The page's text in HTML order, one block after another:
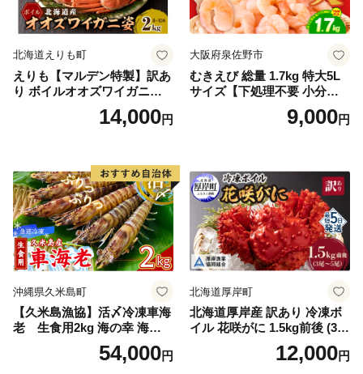
北海道えりも町
えりも【マルデン特製】訳あ
り ボイルオオズワイガニ姿2
kg《1kg(４尾～５尾)×2》【e
r002-051-a】 / ふるさと納税
イル済み 冷凍 カニ 蟹 かに
カニ味噌 甲羅 お得 格安 小ぶ
り 解凍 カニ鍋 甲羅焼き 海鮮
返礼品 特産品 新鮮 濃厚 旨み
簡単調理 家庭用 ギフト グル
メ
14,000円
大阪府泉佐野市
むきえび 総量 1.7kg 特大5L
サイズ【下処理不要 小分け 8
50g×2P 訳あり サイズ不揃い
バナメイエビ バラ凍結】
9,000円
沖縄県久米島町
【久米島漁協】活〆冷凍車海
老 生食用2kg 海の幸 海鮮
車えび クルマエビ 高級食材
生食 刺身 鮮度抜群 プリプリ
54,000円
北海道厚岸町
北海道厚岸産 訳あり 冷凍ボ
イル 花咲がに 1.5kg前後 (3尾
～5尾入) 蟹 花咲ガニ 魚介類
魚介 [№5863-1090]12,000円